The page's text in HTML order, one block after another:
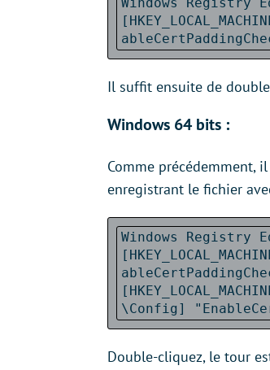
Il suffit ensuite de
Windows 64 bits :
Comme précédemment,
enregistrant le fichier
Windows Registry
\Config]
Double-cliquez, le tour